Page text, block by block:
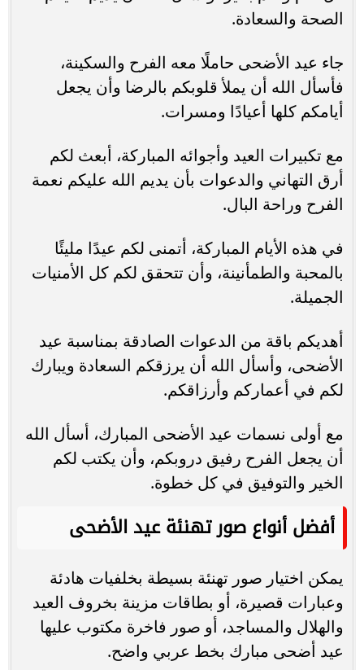
الصحة والسعادة.
جاء عيد الأضحى حاملًا معه الفرح والسكينة،
فأسأل الله أن يملأ قلوبكم بالرضا وأن يجعل
أيامكم كلها أعيادًا ومسرات.
مع تكبيرات العيد وأجوائه المباركة، أبعث لكم
أرق التهاني والدعوات بأن يديم الله عليكم نعمة
الفرح وراحة البال.
في هذه الأيام المباركة، أتمنى لكم عيدًا مليئًا
بالمحبة والطمأنينة، وأن تتحقق لكم كل الأمنيات
الجميلة.
أهديكم باقة من الدعوات الصادقة بمناسبة عيد
الأضحى، وأسأل الله أن يرزقكم السعادة ويبارك
لكم في أعماركم وأرزاقكم.
مع أولى نسمات عيد الأضحى المبارك، أسأل الله
أن يجعل الفرح رفيق دروبكم، وأن يكتب لكم
الخير والتوفيق في كل خطوة.
أفضل أنواع صور تهنئة عيد الأضحى
يمكن اختيار صور تهنئة بسيطة بخلفيات هادئة
وعبارات قصيرة، أو بطاقات مزينة بخروف العيد
والهلال والمساجد، أو صور فاخرة مكتوب عليها
عيد أضحى مبارك بخط عربي واضح.